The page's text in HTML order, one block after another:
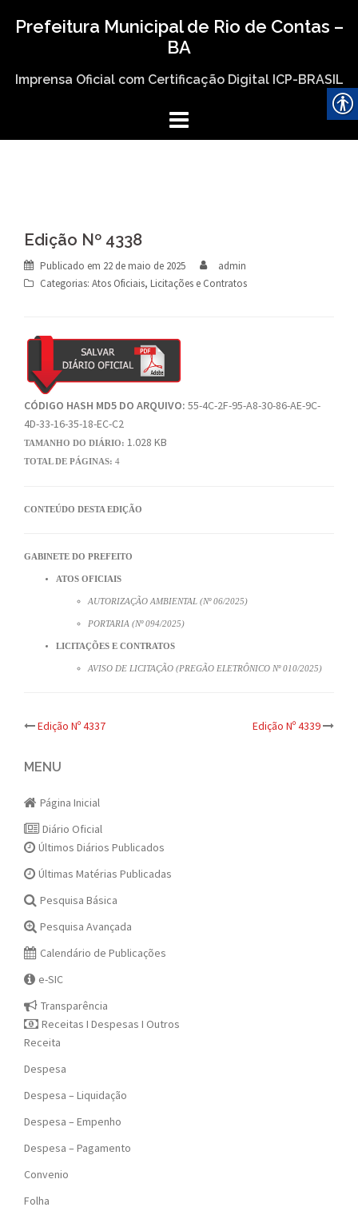
Prefeitura Municipal de Rio de Contas –
BA
Imprensa Oficial com Certificação Digital ICP-BRASIL
Edição Nº 4338
Publicado em 22 de maio de 2025
admin
Categorias: Atos Oficiais, Licitações e Contratos
CÓDIGO HASH MD5 DO ARQUIVO: 55-4C-2F-95-A8-30-86-AE-9C-
4D-33-16-35-18-EC-C2
TAMANHO DO DIÁRIO: 1.028 KB
TOTAL DE PÁGINAS: 4
CONTEÚDO DESTA EDIÇÃO
GABINETE DO PREFEITO
ATOS OFICIAIS
AUTORIZAÇÃO AMBIENTAL (Nº 06/2025)
PORTARIA (Nº 094/2025)
LICITAÇÕES E CONTRATOS
AVISO DE LICITAÇÃO (PREGÃO ELETRÔNICO Nº 010/2025)
Post
navigation
Edição Nº 4337 Edição Nº 4339
MENU
Página Inicial
Diário Oficial
Últimos Diários Publicados
Últimas Matérias Publicadas
Pesquisa Básica
Pesquisa Avançada
Calendário de Publicações
e-SIC
Transparência
Receitas I Despesas I Outros
Receita
Despesa
Despesa – Liquidação
Despesa – Empenho
Despesa – Pagamento
Convenio
Folha